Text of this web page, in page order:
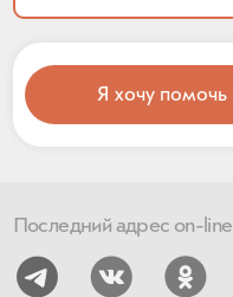
Я хочу
Последний адрес on-